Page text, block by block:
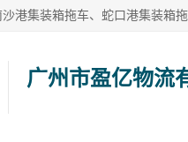
广州市盈亿物流